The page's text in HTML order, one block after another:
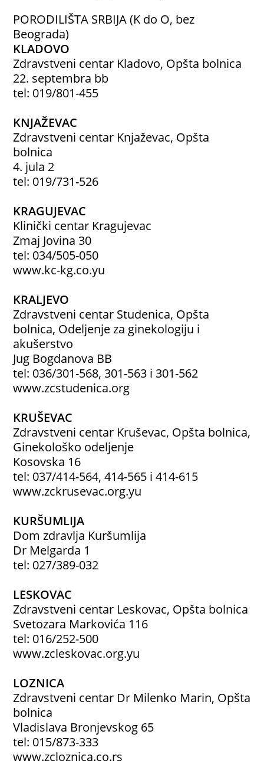
PORODILIŠTA SRBIJA (K do O, bez
Beograda)
KLADOVO
Zdravstveni centar Kladovo, Opšta bolnica
22. septembra bb
tel: 019/801-455
KNJAŽEVAC
Zdravstveni centar Knjaževac, Opšta
bolnica
4. jula 2
tel: 019/731-526
KRAGUJEVAC
Klinički centar Kragujevac
Zmaj Jovina 30
tel: 034/505-050
www.kc-kg.co.yu
KRALJEVO
Zdravstveni centar Studenica, Opšta
bolnica, Odeljenje za ginekologiju i
akušerstvo
Jug Bogdanova BB
tel: 036/301-568, 301-563 i 301-562
www.zcstudenica.org
KRUŠEVAC
Zdravstveni centar Kruševac, Opšta bolnica,
Ginekološko odeljenje
Kosovska 16
tel: 037/414-564, 414-565 i 414-615
www.zckrusevac.org.yu
KURŠUMLIJA
Dom zdravlja Kuršumlija
Dr Melgarda 1
tel: 027/389-032
LESKOVAC
Zdravstveni centar Leskovac, Opšta bolnica
Svetozara Markovića 116
tel: 016/252-500
www.zcleskovac.org.yu
LOZNICA
Zdravstveni centar Dr Milenko Marin, Opšta
bolnica
Vladislava Bronjevskog 65
tel: 015/873-333
www.zcloznica.co.rs